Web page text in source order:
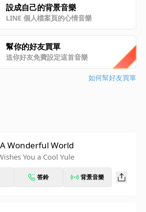
設成自己的背景音樂
LINE 個人檔案頁的心情音樂
幫你的好友買單
送你好友免費設定這首音樂
如何幫好友買單
Wonderful World
You a Cool Yule
答鈴 背景音樂